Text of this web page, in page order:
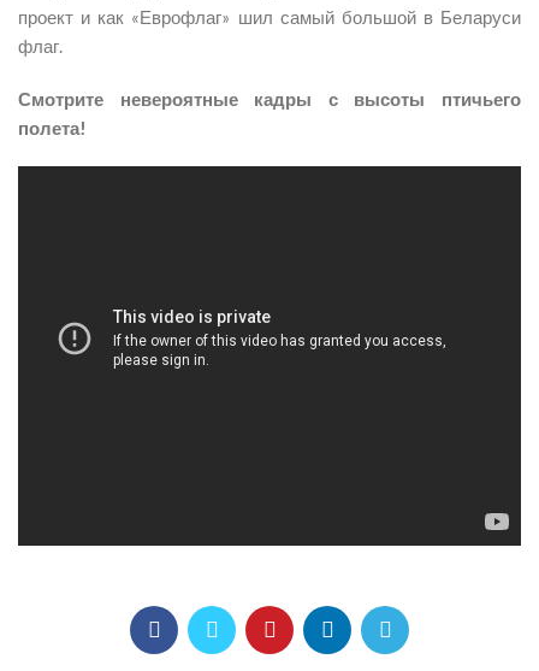
проект и как «Еврофлаг» шил самый большой в Беларуси
флаг.
Смотрите невероятные кадры с высоты птичьего
полета!